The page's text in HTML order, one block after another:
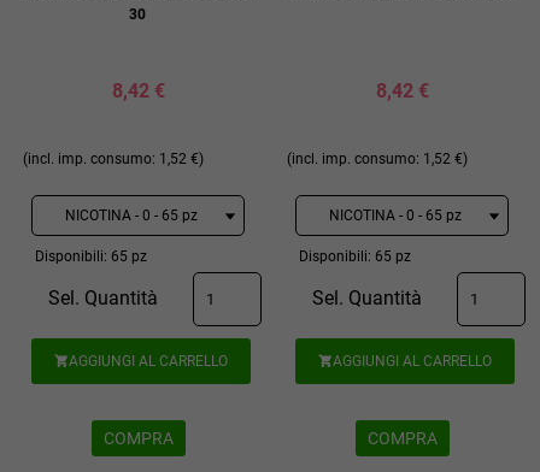
30
8,42 €
(incl. imp. consumo: 1,52 €)
Disponibili: 65 pz
Sel. Quantità
AGGIUNGI AL CARRELLO
COMPRA
8,42 €
(incl. imp. consumo: 1,52 €)
Disponibili: 65 pz
Sel. Quantità
AGGIUNGI AL CARRELLO
COMPRA